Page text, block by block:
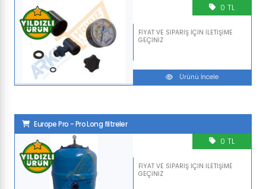
FİYAT VE SİPARİŞ İÇİN İLETİŞİME
GEÇİNİZ
0 TL
Ürünü İncele
Europe Pro - Pro Long filtreler
FİYAT VE SİPARİŞ İÇİN İLETİŞİME
GEÇİNİZ
0 TL